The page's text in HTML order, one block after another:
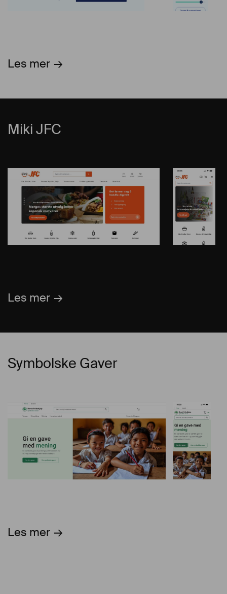
Les mer
Miki JFC
Les mer
Symbolske Gaver
Les mer